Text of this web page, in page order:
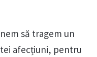
să tragem un
afecțiuni, pentru